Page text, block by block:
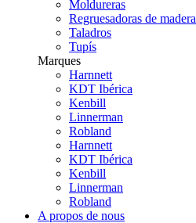
Moldureras
Regruesadoras de madera
Taladros
Tupís
Marques
Harnnett
KDT Ibérica
Kenbill
Linnerman
Robland
Harnnett
KDT Ibérica
Kenbill
Linnerman
Robland
A propos de nous